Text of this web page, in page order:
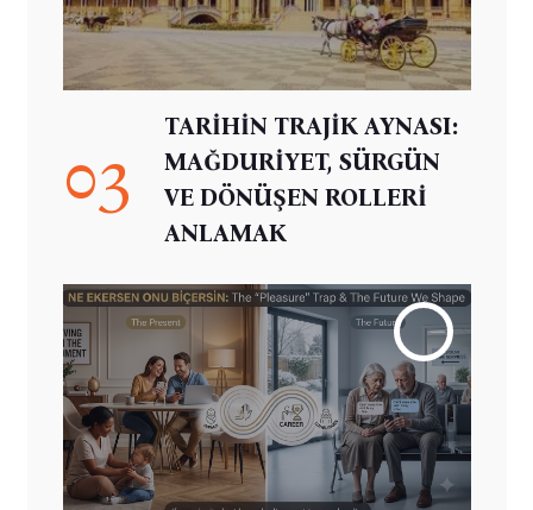
03
TARİHİN TRAJİK AYNASI:
MAĞDURİYET, SÜRGÜN
VE DÖNÜŞEN ROLLERİ
ANLAMAK